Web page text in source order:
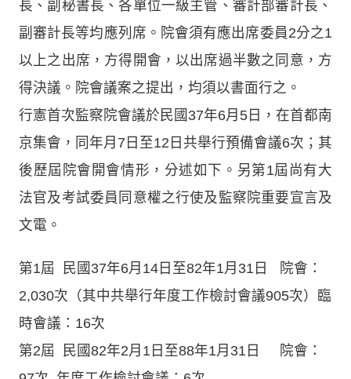
長、副秘書長、各單位一級主管、審計部審計長、
副審計長等均應列席。院會須有應出席委員2分之1
以上之出席，方得開會，以出席過半數之同意，方
得決議。院會議案之提出，均須以書面行之。
行憲首次監察院會議於民國37年6月5日，在首都南
京集會，同年月7日至12日共舉行預備會議6次；其
後歷屆院會開會情形，分述如下。另第1屆尚有大
法官及考試委員同意權之行使及監察院重要宣言及
文電。
第1屆 民國37年6月14日至82年1月31日 院會：
2,030次（其中共舉行年度工作檢討會議905次）臨
時會議：16次
第2屆 民國82年2月1日至88年1月31日 院會：